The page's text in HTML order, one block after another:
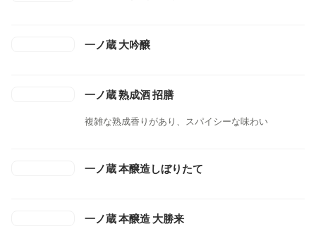
一ノ蔵 大吟醸
一ノ蔵 熟成酒 招膳
複雑な熟成香りがあり、スパイシーな味わい
一ノ蔵 本醸造しぼりたて
一ノ蔵 本醸造 大勝来